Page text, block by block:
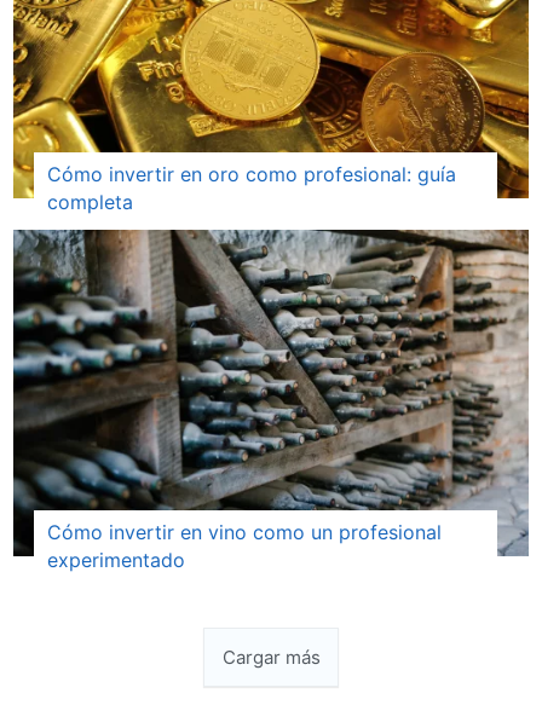
Cómo invertir en oro como profesional: guía
completa
Cómo invertir en vino como un profesional
experimentado
Cargar más